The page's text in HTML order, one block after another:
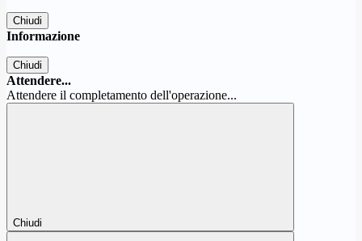
Chiudi
Informazione
Chiudi
Attendere...
Attendere il completamento dell'operazione...
Chiudi